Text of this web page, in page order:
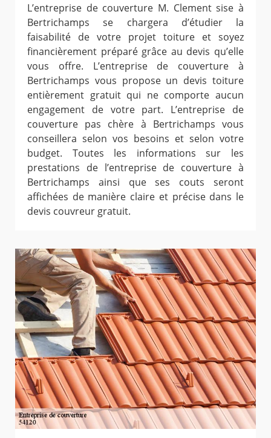
L’entreprise de couverture M. Clement sise à
Bertrichamps se chargera d’étudier la
faisabilité de votre projet toiture et soyez
financièrement préparé grâce au devis qu’elle
vous offre. L’entreprise de couverture à
Bertrichamps vous propose un devis toiture
entièrement gratuit qui ne comporte aucun
engagement de votre part. L’entreprise de
couverture pas chère à Bertrichamps vous
conseillera selon vos besoins et selon votre
budget. Toutes les informations sur les
prestations de l’entreprise de couverture à
Bertrichamps ainsi que ses couts seront
affichées de manière claire et précise dans le
devis couvreur gratuit.